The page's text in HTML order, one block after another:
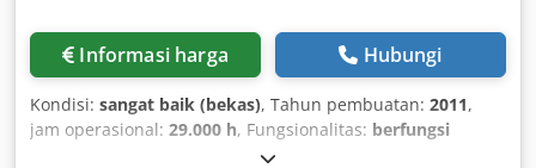
Informasi harga Hubungi
Kondisi: sangat baik (bekas), Tahun pembuatan: 2011,
jam operasional: 29.000 h, Fungsionalitas: berfungsi
, weiler-e40 Chedpfoy Uzc Nex Akrea